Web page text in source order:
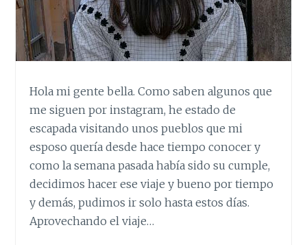
Hola mi gente bella. Como saben algunos que
me siguen por instagram, he estado de
escapada visitando unos pueblos que mi
esposo quería desde hace tiempo conocer y
como la semana pasada había sido su cumple,
decidimos hacer ese viaje y bueno por tiempo
y demás, pudimos ir solo hasta estos días.
Aprovechando el viaje…